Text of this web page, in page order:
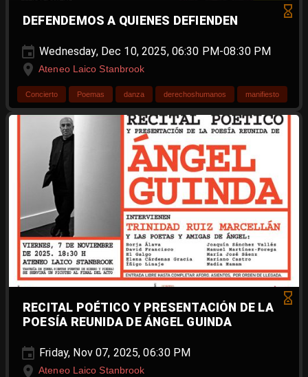
DEFENDEMOS A QUIENES DEFIENDEN
Wednesday, Dec 10, 2025, 06:30 PM-08:30 PM
Ateneo Laico Stanbrook
Concierto Poemas danza derechoshumanos manifiesto
RECITAL POÉTICO Y PRESENTACIÓN DE LA
POESÍA REUNIDA DE ÁNGEL GUINDA
Friday, Nov 07, 2025, 06:30 PM
Ateneo Laico Stanbrook